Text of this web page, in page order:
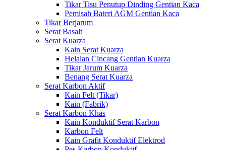
Tikar Tisu Penutup Dinding Gentian Kaca
Pemisah Bateri AGM Gentian Kaca
Tikar Berjarum
Serat Basalt
Serat Kuarza
Kain Serat Kuarza
Helaian Cincang Gentian Kuarza
Tikar Jarum Kuarza
Benang Serat Kuarza
Serat Karbon Aktif
Kain Felt (Tikar)
Kain (Fabrik)
Serat Karbon Khas
Kain Konduktif Serat Karbon
Karbon Felt
Kain Grafit Konduktif Elektrod